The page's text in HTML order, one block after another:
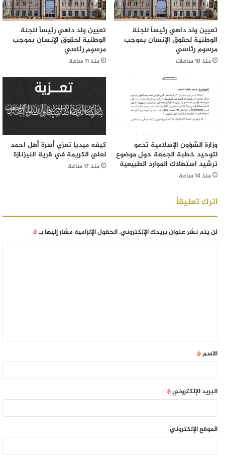
تعيين ولد داهي رئيساً للجنة
الوطنية لحقوق الإنسان بموجب
مرسوم رئاسي
منذ 10 ساعات
تعيين ولد داهي رئيساً للجنة
الوطنية لحقوق الإنسان بموجب
مرسوم رئاسي
منذ 11 ساعة
وزارة الشؤون الإسلامية تدعو
لتوحيد خطبة الجمعة حول موضوع
ترشيد استهلاك الموارد الطبيعية
منذ 14 ساعة
كيفه ميديا تعزي أسرة أهل احمد
لعلي الكريمة في قرية النيزنازة
منذ 17 ساعة
اترك تعليقاً
لن يتم نشر عنوان بريدك الإلكتروني.الحقول الإلزامية مشار إليها بـ*
الاسم*
البريد الإلكتروني*
الموقع الإلكتروني